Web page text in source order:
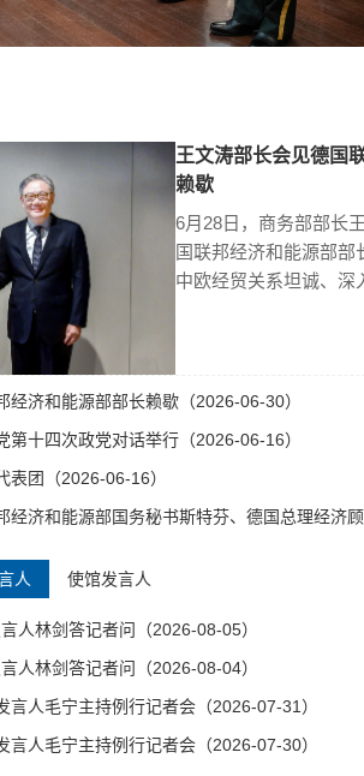
王文涛部长会见德国
赖歇
6月28日，商务部部长
国联邦经济和能源部
中欧经贸关系坦诚、深
经济和能源部部长赖歇（2026-06-30）
第十四次政党对话举行（2026-06-16）
表团（2026-06-16）
经济和能源部国务秘书斯特芬、德国总理经济
人 使馆发言人
人林剑答记者问（2026-08-05）
人林剑答记者问（2026-08-04）
言人毛宁主持例行记者会（2026-07-31）
言人毛宁主持例行记者会（2026-07-30）